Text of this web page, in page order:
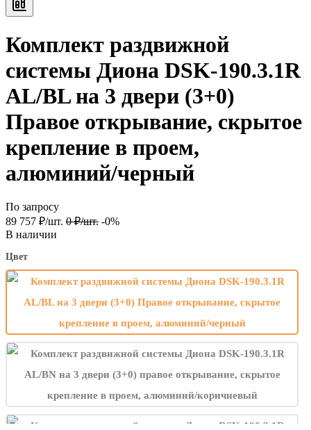
Комплект раздвижной
системы Диона DSK-190.3.1R
AL/BL на 3 двери (3+0)
Правое открывание, скрытое
крепление в проем,
алюминий/черный
По запросу
89 757 ₽/шт. 0 ₽/шт. -0%
В наличии
Цвет